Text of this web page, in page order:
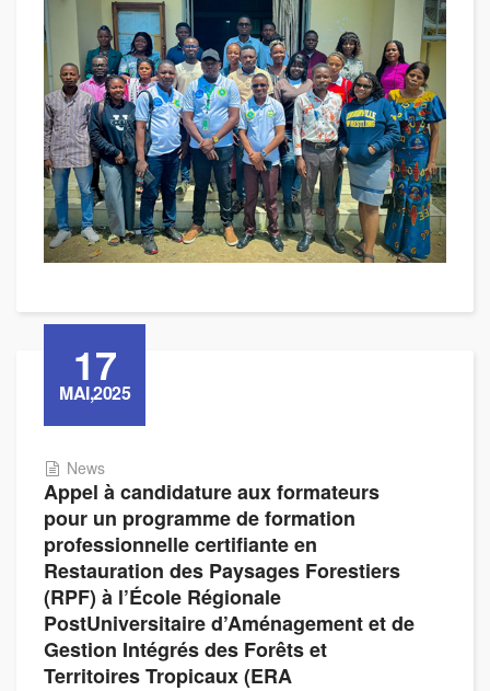
17
MAI,2025
News
Appel à candidature aux formateurs
pour un programme de formation
professionnelle certifiante en
Restauration des Paysages Forestiers
(RPF) à l’École Régionale
PostUniversitaire d’Aménagement et de
Gestion Intégrés des Forêts et
Territoires Tropicaux (ERA